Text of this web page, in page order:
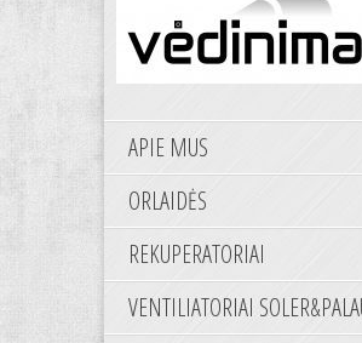
APIE MUS
ORLAIDĖS
REKUPERATORIAI
VENTILIATORIAI